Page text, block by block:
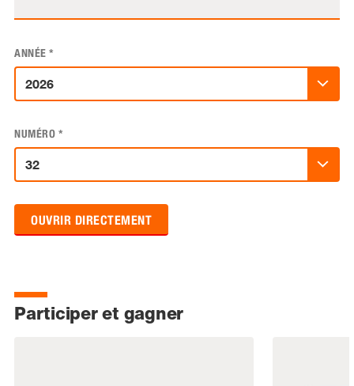
ANNÉE *
NUMÉRO *
OUVRIR DIRECTEMENT
Participer et gagner